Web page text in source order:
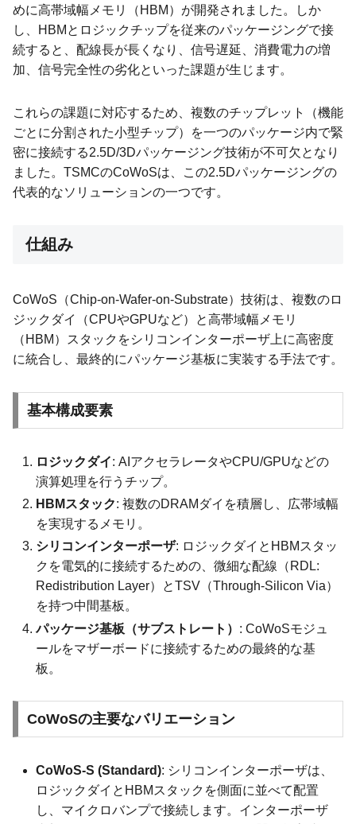
めに高帯域幅メモリ（HBM）が開発されました。しか
し、HBMとロジックチップを従来のパッケージングで接
続すると、配線長が長くなり、信号遅延、消費電力の増
加、信号完全性の劣化といった課題が生じます。
これらの課題に対応するため、複数のチップレット（機能
ごとに分割された小型チップ）を一つのパッケージ内で緊
密に接続する2.5D/3Dパッケージング技術が不可欠となり
ました。TSMCのCoWoSは、この2.5Dパッケージングの
代表的なソリューションの一つです。
仕組み
CoWoS（Chip-on-Wafer-on-Substrate）技術は、複数のロ
ジックダイ（CPUやGPUなど）と高帯域幅メモリ
（HBM）スタックをシリコンインターポーザ上に高密度
に統合し、最終的にパッケージ基板に実装する手法です。
基本構成要素
ロジックダイ: AIアクセラレータやCPU/GPUなどの
演算処理を行うチップ。
HBMスタック: 複数のDRAMダイを積層し、広帯域幅
を実現するメモリ。
シリコンインターポーザ: ロジックダイとHBMスタッ
クを電気的に接続するための、微細な配線（RDL:
Redistribution Layer）とTSV（Through-Silicon Via）
を持つ中間基板。
パッケージ基板（サブストレート） : CoWoSモジュ
ールをマザーボードに接続するための最終的な基
板。
CoWoSの主要なバリエーション
CoWoS-S (Standard): シリコンインターポーザは、
ロジックダイとHBMスタックを側面に並べて配置
し、マイクロバンプで接続します。インターポーザ